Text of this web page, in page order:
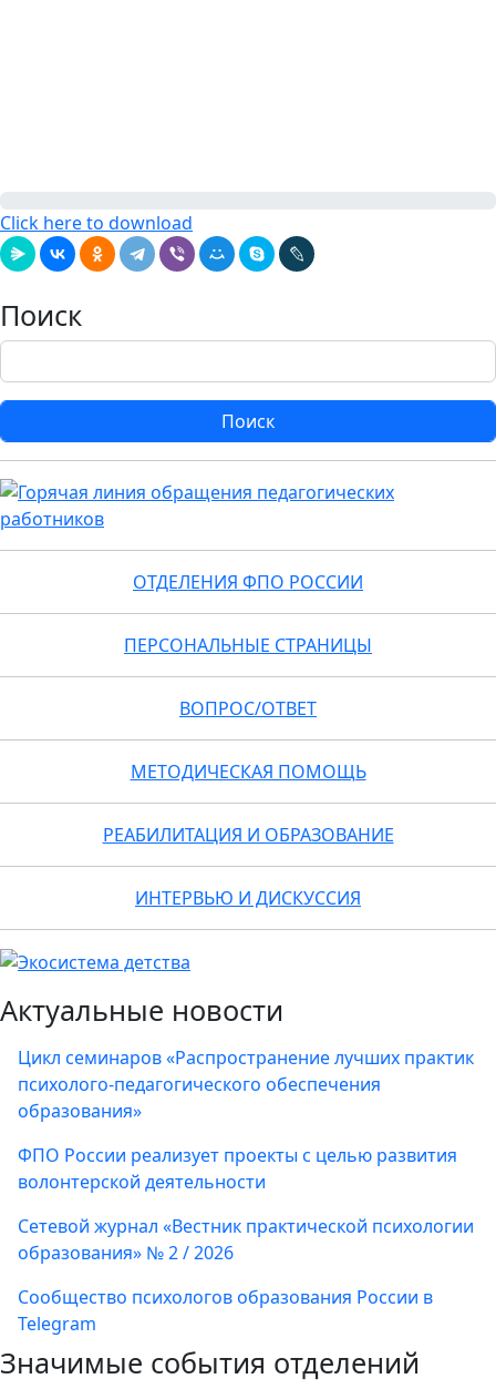
Click here to download
Поиск
Поиск
ОТДЕЛЕНИЯ ФПО РОССИИ
ПЕРСОНАЛЬНЫЕ СТРАНИЦЫ
ВОПРОС/ОТВЕТ
МЕТОДИЧЕСКАЯ ПОМОЩЬ
РЕАБИЛИТАЦИЯ И ОБРАЗОВАНИЕ
ИНТЕРВЬЮ И ДИСКУССИЯ
Актуальные новости
Цикл семинаров «Распространение лучших практик
психолого-педагогического обеспечения
образования»
ФПО России реализует проекты с целью развития
волонтерской деятельности
Сетевой журнал «Вестник практической психологии
образования» № 2 / 2026
Сообщество психологов образования России в
Telegram
Значимые события отделений